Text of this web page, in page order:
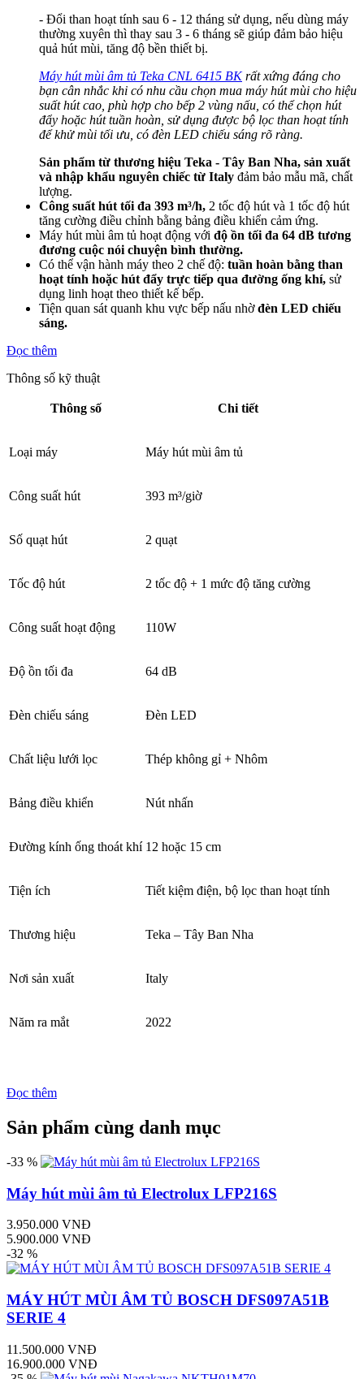
- Đổi than hoạt tính sau 6 - 12 tháng sử dụng, nếu dùng máy
thường xuyên thì thay sau 3 - 6 tháng sẽ giúp đảm bảo hiệu
quả hút mùi, tăng độ bền thiết bị.
Máy hút mùi âm tủ Teka CNL 6415 BK​ rất xứng đáng cho
bạn cân nhắc khi có nhu cầu chọn mua máy hút mùi cho hiệu
suất hút cao, phù hợp cho bếp 2 vùng nấu, có thể chọn hút
đẩy hoặc hút tuần hoàn, sử dụng được bộ lọc than hoạt tính
để khử mùi tối ưu, có đèn LED chiếu sáng rõ ràng.
Sản phẩm từ thương hiệu Teka - Tây Ban Nha, sản xuất
và nhập khẩu nguyên chiếc từ Italy đảm bảo mẫu mã, chất
lượng.
Công suất hút tối đa 393 m³/h, 2 tốc độ hút và 1 tốc độ hút
tăng cường điều chỉnh bằng bảng điều khiển cảm ứng.
Máy hút mùi âm tủ hoạt động với độ ồn tối đa 64 dB tương
đương cuộc nói chuyện bình thường.
Có thể vận hành máy theo 2 chế độ: tuần hoàn bằng than
hoạt tính hoặc hút đẩy trực tiếp qua đường ống khí, sử
dụng linh hoạt theo thiết kế bếp.
Tiện quan sát quanh khu vực bếp nấu nhờđèn LED chiếu
sáng.
Đọc thêm
Thông số kỹ thuật
Thông số Chi tiết
Loại máy Máy hút mùi âm tủ
Công suất hút 393 m³/giờ
Số quạt hút 2 quạt
Tốc độ hút 2 tốc độ + 1 mức độ tăng cường
Công suất hoạt động 110W
Độ ồn tối đa 64 dB
Đèn chiếu sáng Đèn LED
Chất liệu lưới lọc Thép không gỉ + Nhôm
Bảng điều khiển Nút nhấn
Đường kính ống thoát khí 12 hoặc 15 cm
Tiện ích Tiết kiệm điện, bộ lọc than hoạt tính
Thương hiệu Teka – Tây Ban Nha
Nơi sản xuất Italy
Năm ra mắt 2022
Đọc thêm
Sản phẩm cùng danh mục
-33 %
Máy hút mùi âm tủ Electrolux LFP216S
3.950.000 VNĐ
5.900.000 VNĐ
-32 %
MÁY HÚT MÙI ÂM TỦ BOSCH DFS097A51B
SERIE 4
11.500.000 VNĐ
16.900.000 VNĐ